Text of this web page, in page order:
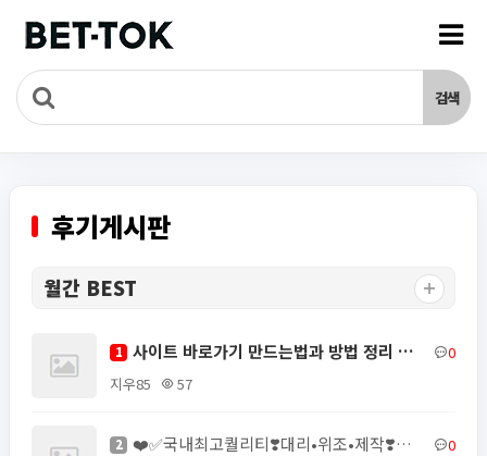
후기게시판
월간 BEST
1 사이트 바로가기 만드는법과 방법 정리 주소얌
0
지우85
57
2 ❤️✅국내최고퀄리티❣️대리•위조•제작❣️모바일신분증위조❣️주민등록증제작✅❤️▶ㅌㄹ@zzab888✨신분증제작⭐…
0